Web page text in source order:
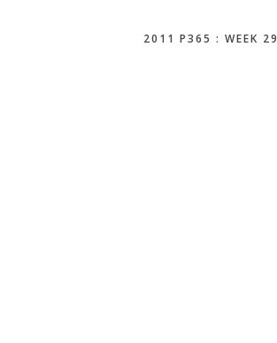
2011 P365 : WEEK 29